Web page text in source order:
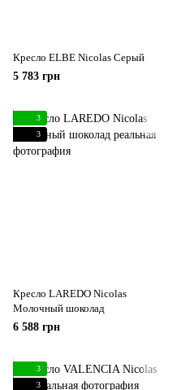
Кресло ELBE Nicolas Серый
5 783 грн
3
3
Кресло LAREDO Nicolas
Молочный шоколад
6 588 грн
3
3